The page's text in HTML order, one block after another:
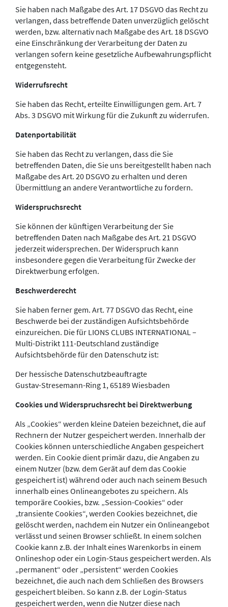
Sie haben nach Maßgabe des Art. 17 DSGVO das Recht zu
verlangen, dass betreffende Daten unverzüglich gelöscht
werden, bzw. alternativ nach Maßgabe des Art. 18 DSGVO
eine Einschränkung der Verarbeitung der Daten zu
verlangen sofern keine gesetzliche Aufbewahrungspflicht
entgegensteht.
Widerrufsrecht
Sie haben das Recht, erteilte Einwilligungen gem. Art. 7
Abs. 3 DSGVO mit Wirkung für die Zukunft zu widerrufen.
Datenportabilität
Sie haben das Recht zu verlangen, dass die Sie
betreffenden Daten, die Sie uns bereitgestellt haben nach
Maßgabe des Art. 20 DSGVO zu erhalten und deren
Übermittlung an andere Verantwortliche zu fordern.
Widerspruchsrecht
Sie können der künftigen Verarbeitung der Sie
betreffenden Daten nach Maßgabe des Art. 21 DSGVO
jederzeit widersprechen. Der Widerspruch kann
insbesondere gegen die Verarbeitung für Zwecke der
Direktwerbung erfolgen.
Beschwerderecht
Sie haben ferner gem. Art. 77 DSGVO das Recht, eine
Beschwerde bei der zuständigen Aufsichtsbehörde
einzureichen. Die für LIONS CLUBS INTERNATIONAL –
Multi-Distrikt 111-Deutschland zuständige
Aufsichtsbehörde für den Datenschutz ist:
Der hessische Datenschutzbeauftragte
Gustav-Stresemann-Ring 1, 65189 Wiesbaden
Cookies und Widerspruchsrecht bei Direktwerbung
Als „Cookies“ werden kleine Dateien bezeichnet, die auf
Rechnern der Nutzer gespeichert werden. Innerhalb der
Cookies können unterschiedliche Angaben gespeichert
werden. Ein Cookie dient primär dazu, die Angaben zu
einem Nutzer (bzw. dem Gerät auf dem das Cookie
gespeichert ist) während oder auch nach seinem Besuch
innerhalb eines Onlineangebotes zu speichern. Als
temporäre Cookies, bzw. „Session-Cookies“ oder
„transiente Cookies“, werden Cookies bezeichnet, die
gelöscht werden, nachdem ein Nutzer ein Onlineangebot
verlässt und seinen Browser schließt. In einem solchen
Cookie kann z.B. der Inhalt eines Warenkorbs in einem
Onlineshop oder ein Login-Staus gespeichert werden. Als
„permanent“ oder „persistent“ werden Cookies
bezeichnet, die auch nach dem Schließen des Browsers
gespeichert bleiben. So kann z.B. der Login-Status
gespeichert werden, wenn die Nutzer diese nach